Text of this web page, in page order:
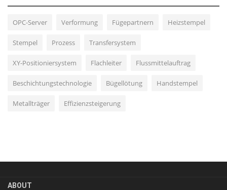
OPC-Server Verformung Fügepartnern Heizstempel
Stempel Prozess Transfersystem
XY-Positioniersystem Flachleiter Flussmittelauftrag
Beschichtungstechnologie Bügellötung Handstempel
Metallträger Effizienzsteigerung
ABOUT